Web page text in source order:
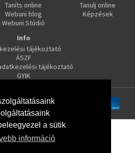
a sütik
információ
Taníts online
Webuni blog
Webuni Stúdió
Tanulj online
Képzések
Info
tájékoztató
ÁSZF
tájékoztató
GYIK